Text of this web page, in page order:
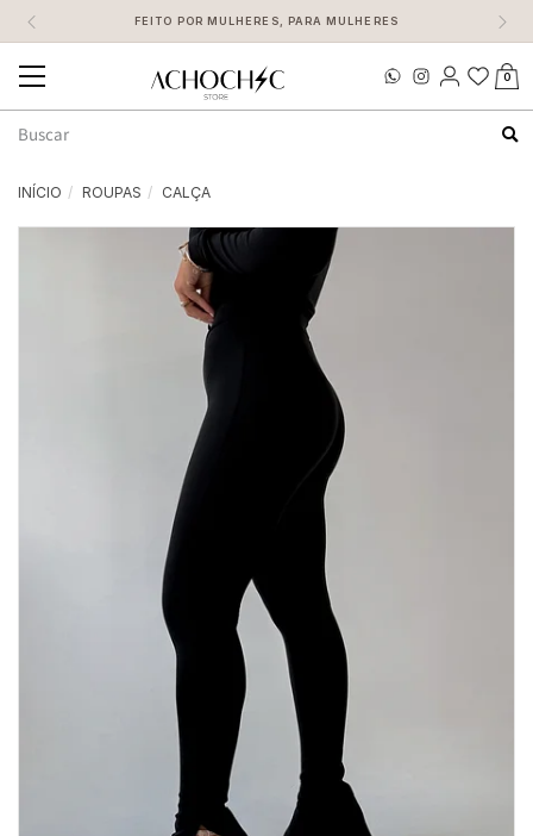
FEITO POR MULHERES, PARA MULHERES
Mudar
navegação
0
INÍCIO ROUPAS CALÇA